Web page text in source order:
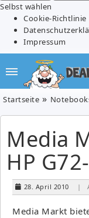
Selbst wählen
Cookie-Richtlinie
Impressum
Startseite
Media
HP
28. April 2010 |
Media Markt